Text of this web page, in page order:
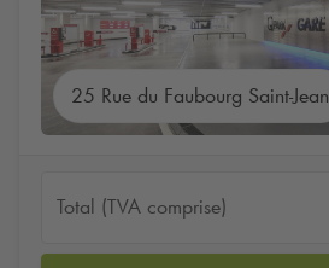
25 Rue du Faubourg Saint-Jean
Total (TVA comprise)